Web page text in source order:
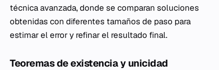
técnica avanzada, donde se comparan soluciones
obtenidas con diferentes tamaños de paso para
estimar el error y refinar el resultado final.
Teoremas de existencia y unicidad